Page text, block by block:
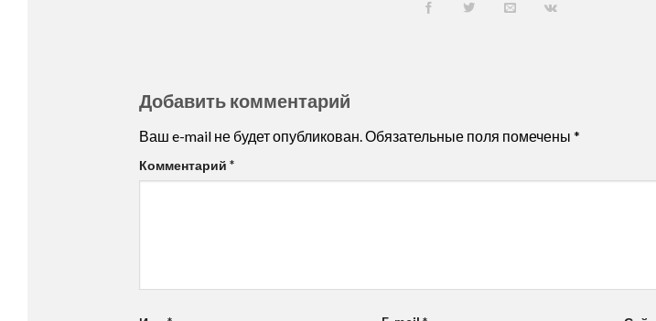
Добавить комментарий
Ваш e-mail не будет опубликован. Обязательные поля помечены *
Комментарий *